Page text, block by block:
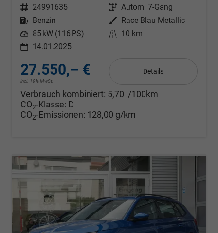
Fahrzeugnr. 24991635 Getriebe Autom. 7-Gang
Kraftstoff
Benzin Außenfarbe
Race Blau Metallic
Leistung 85 kW (116 PS) Kilometerstand 10 km
14.01.2025
27.550,– €
incl. 19% MwSt.
Details
Verbrauch kombiniert: 5,70 l/100km
CO2-Klasse: D
CO2-Emissionen: 128,00 g/km